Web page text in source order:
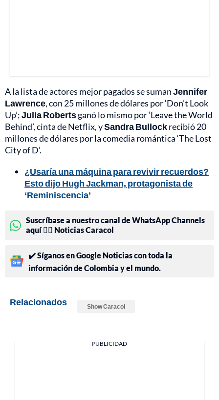
A la lista de actores mejor pagados se sumanJennifer
Lawrence, con 25 millones de dólares por ‘Don’t Look
Up’;Julia Robertsganó lo mismo por ‘Leave the World
Behind’, cinta de Netflix, ySandra Bullockrecibió 20
millones de dólares por la comedia romántica ‘The Lost
City of D’.
¿Usaría una máquina para revivir recuerdos?
Esto dijo Hugh Jackman, protagonista de
‘Reminiscencia’
Suscríbase a nuestro canal de WhatsApp Channels
aquí 👉🏻 Noticias Caracol
✔️ Síganos en Google Noticias con toda la
información de Colombia y el mundo.
Relacionados Show Caracol
PUBLICIDAD